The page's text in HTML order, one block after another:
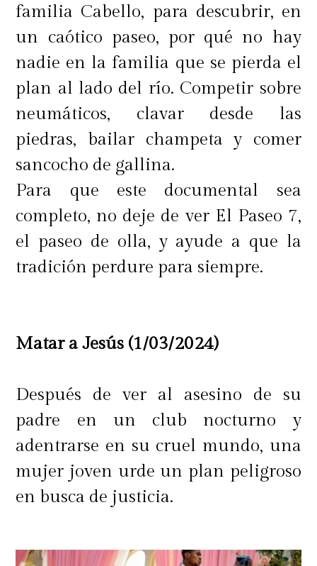
familia Cabello, para descubrir, en
un caótico paseo, por qué no hay
nadie en la familia que se pierda el
plan al lado del río. Competir sobre
neumáticos, clavar desde las
piedras, bailar champeta y comer
sancocho de gallina.
Para que este documental sea
completo, no deje de ver El Paseo 7,
el paseo de olla, y ayude a que la
tradición perdure para siempre.
Matar a Jesús (1/03/2024)
Después de ver al asesino de su
padre en un club nocturno y
adentrarse en su cruel mundo, una
mujer joven urde un plan peligroso
en busca de justicia.